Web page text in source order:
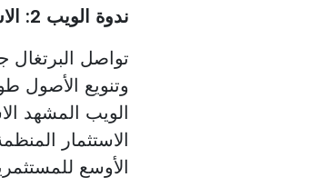
ندوة الويب 2: الاستثمار في البرتغال (الأربعاء 17 يونيو 2026 الساعة 4 مساءً)
تواصل البرتغال
وتنويع الأصول
الويب المشهد
الاستثمار
الأوسع